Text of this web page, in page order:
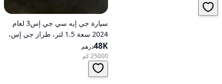
سيارة جي إيه سي جي إس3 لعام
2024 سعة 1.5 لتر، طراز جي إس،
تعمل بالبنزين، ناقل حركة
أوتوماتيكي، دفع أمامي
48Kدرهم
25000 كم